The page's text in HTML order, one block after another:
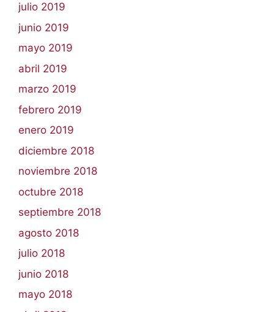
julio 2019
junio 2019
mayo 2019
abril 2019
marzo 2019
febrero 2019
enero 2019
diciembre 2018
noviembre 2018
octubre 2018
septiembre 2018
agosto 2018
julio 2018
junio 2018
mayo 2018